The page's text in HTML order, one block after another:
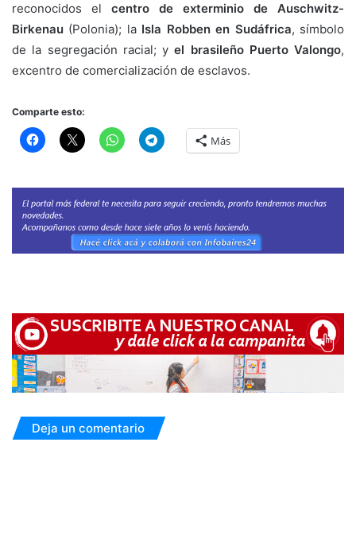
reconocidos el centro de exterminio de Auschwitz-
Birkenau (Polonia); la Isla Robben en Sudáfrica, símbolo
de la segregación racial; yel brasileño Puerto Valongo,
excentro de comercialización de esclavos.
Comparte esto:
Más
Deja un comentario